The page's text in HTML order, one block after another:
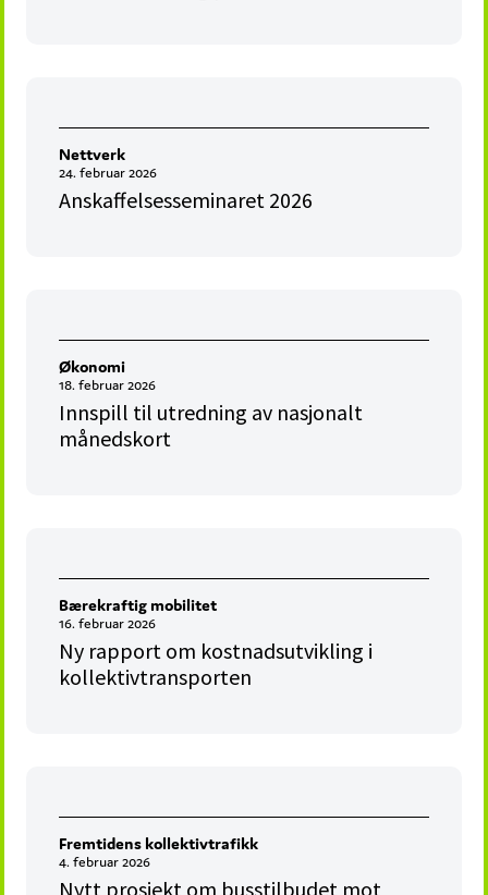
Nettverk
24. februar 2026
Anskaffelsesseminaret 2026
Økonomi
18. februar 2026
Innspill til utredning av nasjonalt
månedskort
Bærekraftig mobilitet
16. februar 2026
Ny rapport om kostnadsutvikling i
kollektivtransporten
Fremtidens kollektivtrafikk
4. februar 2026
Nytt prosjekt om busstilbudet mot